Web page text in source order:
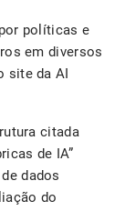
políticas e
em diversos
site da AI
citada
de IA”
dados
do